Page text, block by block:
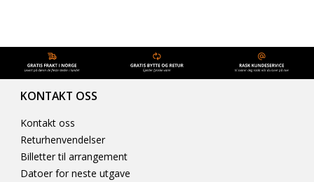
KONTAKT OSS
Kontakt oss
Returhenvendelser
Billetter til arrangement
Datoer for neste utgave